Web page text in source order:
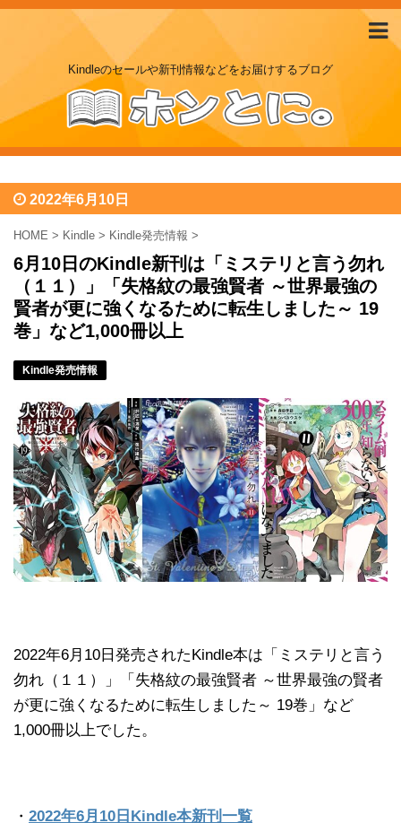
Kindleのセールや新刊情報などをお届けするブログ
2022年6月10日
HOME > Kindle > Kindle発売情報 >
6月10日のKindle新刊は「ミステリと言う勿れ
（１１）」「失格紋の最強賢者 ～世界最強の
賢者が更に強くなるために転生しました～ 19
巻」など1,000冊以上
Kindle発売情報
2022年6月10日発売されたKindle本は「ミステリと言う
勿れ（１１）」「失格紋の最強賢者 ～世界最強の賢者
が更に強くなるために転生しました～ 19巻」など
1,000冊以上でした。
・ 2022年6月10日Kindle本新刊一覧